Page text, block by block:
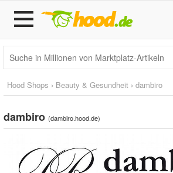
Hood Shops › Beauty & Gesundheit › dambiro
dambiro (dambiro.hood.de)